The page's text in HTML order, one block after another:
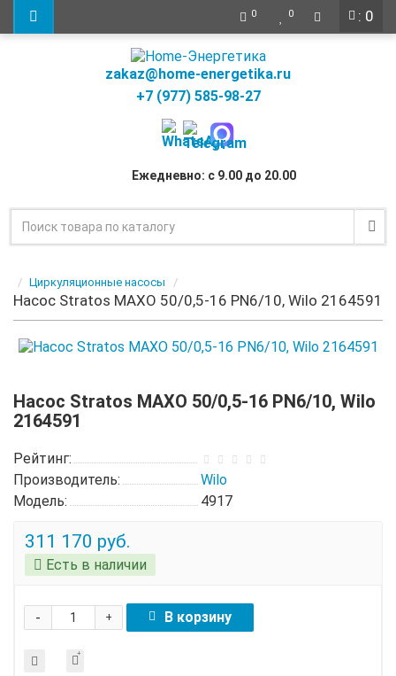
: 0
0 0
zakaz@home-energetika.ru
+7 (977) 585-98-27
Ежедневно: с 9.00 до 20.00
Циркуляционные насосы
Насос Stratos MAXO 50/0,5-16 PN6/10, Wilo 2164591
Насос Stratos MAXO 50/0,5-16 PN6/10, Wilo
2164591
Рейтинг:
Производитель:
Wilo
Модель:
4917
311 170 руб.
Есть в наличии
+
- В корзину